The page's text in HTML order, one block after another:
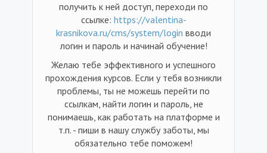
получить к ней доступ, переходи по
ссылке: https://valentina-
krasnikova.ru/cms/system/login вводи
логин и пароль и начинай обучение!
Желаю тебе эффективного и успешного
прохождения курсов. Если у тебя возникли
проблемы, ты не можешь перейти по
ссылкам, найти логин и пароль, не
понимаешь, как работать на платформе и
т.п. - пиши в нашу службу заботы, мы
обязательно тебе поможем!